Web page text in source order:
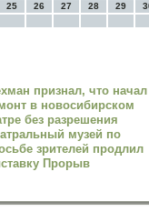
25 26 27 28 29
признал, что начал
в новосибирском
без разрешения
музей по
зрителей продлил
Прорыв